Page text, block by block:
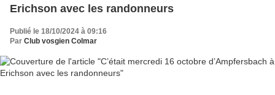
Erichson avec les randonneurs
Publié le 18/10/2024 à 09:16
Par Club vosgien Colmar